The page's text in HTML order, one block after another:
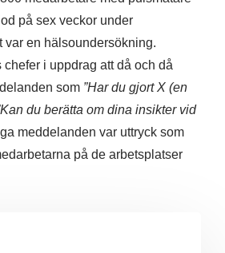
på sex veckor under
var en hälsoundersökning.
i uppdrag att då och då
som ”Har du gjort X (en
du berätta om dina insikter vid
meddelanden var uttryck som
på de arbetsplatser